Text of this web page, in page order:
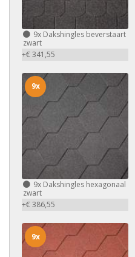
9x Dakshingles beverstaart
zwart
+€ 341,55
9x Dakshingles hexagonaal
zwart
+€ 386,55
9x
9x